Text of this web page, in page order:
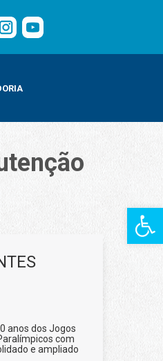
Barra de
anos dos Jogos
com
e ampliado